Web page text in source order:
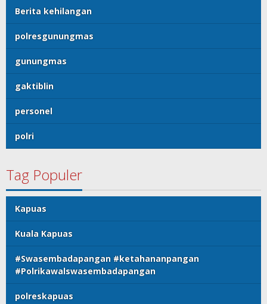
Berita kehilangan
polresgunungmas
gunungmas
gaktiblin
personel
polri
Tag Populer
Kapuas
Kuala Kapuas
#Swasembadapangan #ketahananpangan
#Polrikawalswasembadapangan
polreskapuas